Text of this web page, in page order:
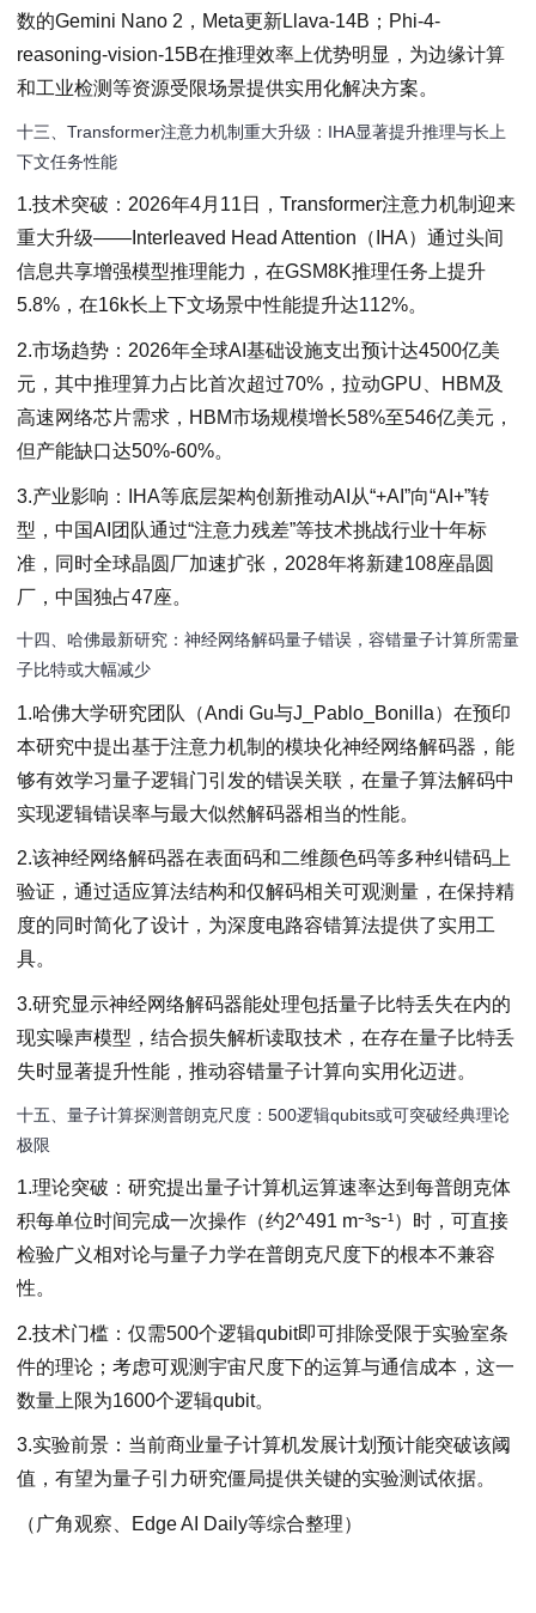
数的Gemini Nano 2，Meta更新Llava-14B；Phi-4-
reasoning-vision-15B在推理效率上优势明显，为边缘计算
和工业检测等资源受限场景提供实用化解决方案。
十三、Transformer注意力机制重大升级：IHA显著提升推理与长上
下文任务性能
1.技术突破：2026年4月11日，Transformer注意力机制迎来
重大升级——Interleaved Head Attention（IHA）通过头间
信息共享增强模型推理能力，在GSM8K推理任务上提升
5.8%，在16k长上下文场景中性能提升达112%。
2.市场趋势：2026年全球AI基础设施支出预计达4500亿美
元，其中推理算力占比首次超过70%，拉动GPU、HBM及
高速网络芯片需求，HBM市场规模增长58%至546亿美元，
但产能缺口达50%-60%。
3.产业影响：IHA等底层架构创新推动AI从“+AI”向“AI+”转
型，中国AI团队通过“注意力残差”等技术挑战行业十年标
准，同时全球晶圆厂加速扩张，2028年将新建108座晶圆
厂，中国独占47座。
十四、哈佛最新研究：神经网络解码量子错误，容错量子计算所需量
子比特或大幅减少
1.哈佛大学研究团队（Andi Gu与J_Pablo_Bonilla）在预印
本研究中提出基于注意力机制的模块化神经网络解码器，能
够有效学习量子逻辑门引发的错误关联，在量子算法解码中
实现逻辑错误率与最大似然解码器相当的性能。
2.该神经网络解码器在表面码和二维颜色码等多种纠错码上
验证，通过适应算法结构和仅解码相关可观测量，在保持精
度的同时简化了设计，为深度电路容错算法提供了实用工
具。
3.研究显示神经网络解码器能处理包括量子比特丢失在内的
现实噪声模型，结合损失解析读取技术，在存在量子比特丢
失时显著提升性能，推动容错量子计算向实用化迈进。
十五、量子计算探测普朗克尺度：500逻辑qubits或可突破经典理论
极限
1.理论突破：研究提出量子计算机运算速率达到每普朗克体
积每单位时间完成一次操作（约2^491 m⁻³s⁻¹）时，可直接
检验广义相对论与量子力学在普朗克尺度下的根本不兼容
性。
2.技术门槛：仅需500个逻辑qubit即可排除受限于实验室条
件的理论；考虑可观测宇宙尺度下的运算与通信成本，这一
数量上限为1600个逻辑qubit。
3.实验前景：当前商业量子计算机发展计划预计能突破该阈
值，有望为量子引力研究僵局提供关键的实验测试依据。
（广角观察、Edge AI Daily等综合整理）